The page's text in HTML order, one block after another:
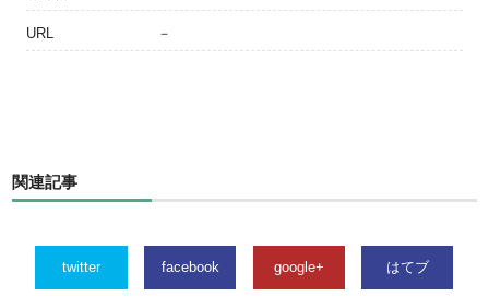
URL －
関連記事
twitter facebook google+ はてブ